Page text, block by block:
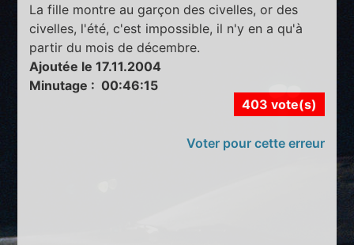
La fille montre au garçon des civelles, or des
civelles, l'été, c'est impossible, il n'y en a qu'à
partir du mois de décembre.
Ajoutée le 17.11.2004
Minutage : 00:46:15
403 vote(s)
Voter pour cette erreur